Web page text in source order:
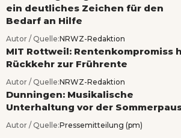
ein deutliches Zeichen für den
Bedarf an Hilfe
Autor / Quelle:NRWZ-Redaktion
MIT Rottweil: Rentenkompromiss
Rückkehr zur Frührente
Autor / Quelle:NRWZ-Redaktion
Dunningen: Musikalische
Unterhaltung vor der
Autor / Quelle:Pressemitteilung (pm)